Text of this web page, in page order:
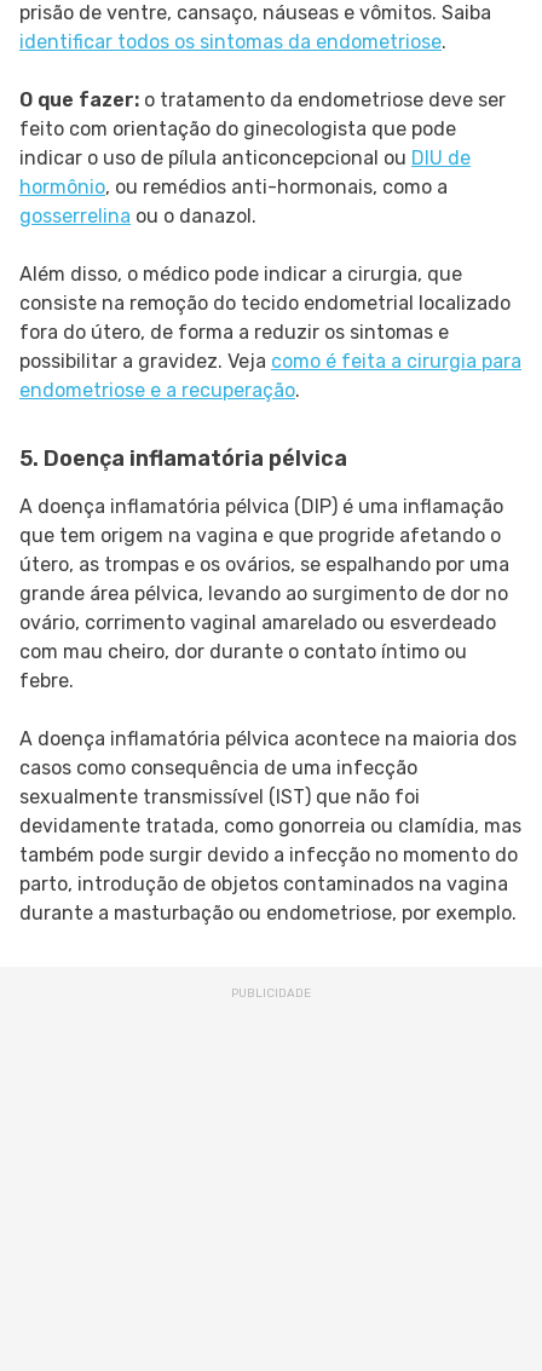
prisão de ventre, cansaço, náuseas e vômitos. Saiba
identificar todos os sintomas da endometriose.
O que fazer: o tratamento da endometriose deve ser
feito com orientação do ginecologista que pode
indicar o uso de pílula anticoncepcional ou DIU de
hormônio, ou remédios anti-hormonais, como a
gosserrelina ou o danazol.
Além disso, o médico pode indicar a cirurgia, que
consiste na remoção do tecido endometrial localizado
fora do útero, de forma a reduzir os sintomas e
possibilitar a gravidez. Veja como é feita a cirurgia para
endometriose e a recuperação.
5. Doença inflamatória pélvica
A doença inflamatória pélvica (DIP) é uma inflamação
que tem origem na vagina e que progride afetando o
útero, as trompas e os ovários, se espalhando por uma
grande área pélvica, levando ao surgimento de dor no
ovário, corrimento vaginal amarelado ou esverdeado
com mau cheiro, dor durante o contato íntimo ou
febre.
A doença inflamatória pélvica acontece na maioria dos
casos como consequência de uma infecção
sexualmente transmissível (IST) que não foi
devidamente tratada, como gonorreia ou clamídia, mas
também pode surgir devido a infecção no momento do
parto, introdução de objetos contaminados na vagina
durante a masturbação ou endometriose, por exemplo.